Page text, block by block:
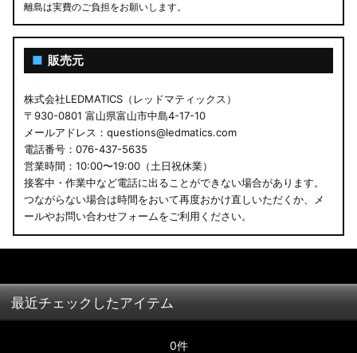
離島は実費のご負担をお願いします。
■ 販売元
株式会社LEDMATICS（レッドマティックス）
〒930-0801 富山県富山市中島4-17-10
メールアドレス：questions@ledmatics.com
電話番号：076-437-5635
営業時間：10:00〜19:00（土日祝休業）
接客中・作業中など電話に出ることができない場合があります。
つながらない場合は時間をおいて再度おかけ直しいただくか、メ
ールやお問い合わせフォームをご利用ください。
最近チェックしたアイテム
0件